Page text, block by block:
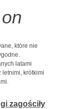
które nie
latami
krótkimi
zagościły